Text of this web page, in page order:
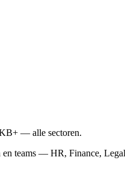
— alle sectoren.
en teams — HR, Finance,